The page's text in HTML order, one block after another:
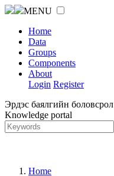
MENU
Home
Data
Groups
Components
About
Login Register
Эрдэс баялгийн боловсрол
Knowledge portal
Home